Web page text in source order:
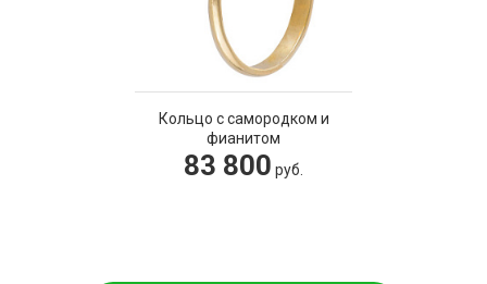
Кольцо с самородком и
фианитом
83 800 руб.